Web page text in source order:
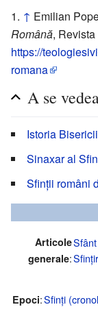
↑ Emilian
Română,
https://
romana
A se
Istoria
Sinaxar al
Sfinții români
Articole
generale:
Sfânt
Epoci:Sfinți